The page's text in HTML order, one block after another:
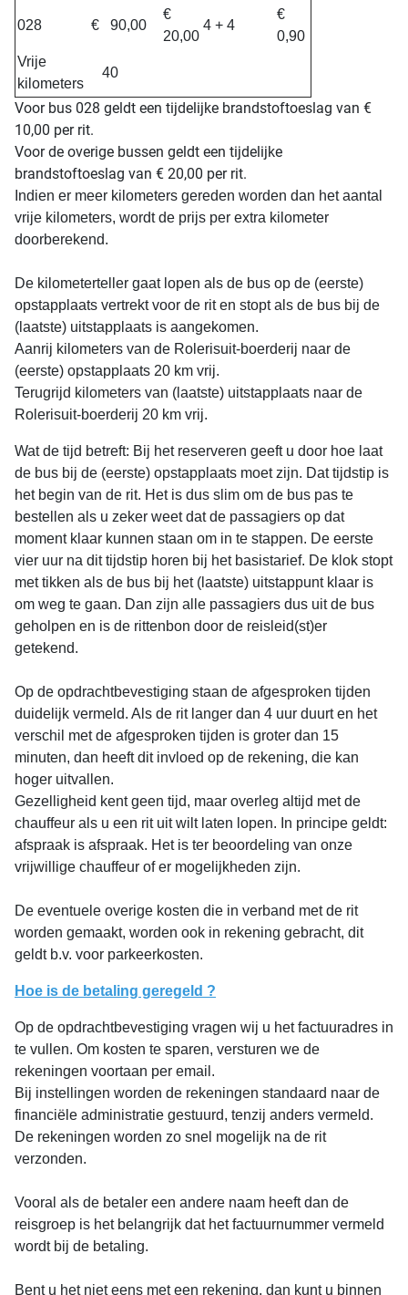
028 € 90,00
€
20,00
4 + 4
€
0,90
Vrije
kilometers
40
Voor bus 028 geldt een tijdelijke brandstoftoeslag van €
10,00 per rit.
Voor de overige bussen geldt een tijdelijke
brandstoftoeslag van € 20,00 per rit.
Indien er meer kilometers gereden worden dan het aantal
vrije kilometers, wordt de prijs per extra kilometer
doorberekend.
De kilometerteller gaat lopen als de bus op de (eerste)
opstapplaats vertrekt voor de rit en stopt als de bus bij de
(laatste) uitstapplaats is aangekomen.
Aanrij kilometers van de Rolerisuit-boerderij naar de
(eerste) opstapplaats 20 km vrij.
Terugrijd kilometers van (laatste) uitstapplaats naar de
Rolerisuit-boerderij 20 km vrij.
Wat de tijd betreft: Bij het reserveren geeft u door hoe laat
de bus bij de (eerste) opstapplaats moet zijn. Dat tijdstip is
het begin van de rit. Het is dus slim om de bus pas te
bestellen als u zeker weet dat de passagiers op dat
moment klaar kunnen staan om in te stappen. De eerste
vier uur na dit tijdstip horen bij het basistarief. De klok stopt
met tikken als de bus bij het (laatste) uitstappunt klaar is
om weg te gaan. Dan zijn alle passagiers dus uit de bus
geholpen en is de rittenbon door de reisleid(st)er
getekend.
Op de opdrachtbevestiging staan de afgesproken tijden
duidelijk vermeld. Als de rit langer dan 4 uur duurt en het
verschil met de afgesproken tijden is groter dan 15
minuten, dan heeft dit invloed op de rekening, die kan
hoger uitvallen.
Gezelligheid kent geen tijd, maar overleg altijd met de
chauffeur als u een rit uit wilt laten lopen. In principe geldt:
afspraak is afspraak. Het is ter beoordeling van onze
vrijwillige chauffeur of er mogelijkheden zijn.
De eventuele overige kosten die in verband met de rit
worden gemaakt, worden ook in rekening gebracht, dit
geldt b.v. voor parkeerkosten.
Hoe is de betaling geregeld ?
Op de opdrachtbevestiging vragen wij u het factuuradres in
te vullen. Om kosten te sparen, versturen we de
rekeningen voortaan per email.
Bij instellingen worden de rekeningen standaard naar de
financiële administratie gestuurd, tenzij anders vermeld.
De rekeningen worden zo snel mogelijk na de rit
verzonden.
Vooral als de betaler een andere naam heeft dan de
reisgroep is het belangrijk dat het factuurnummer vermeld
wordt bij de betaling.
Bent u het niet eens met een rekening, dan kunt u binnen